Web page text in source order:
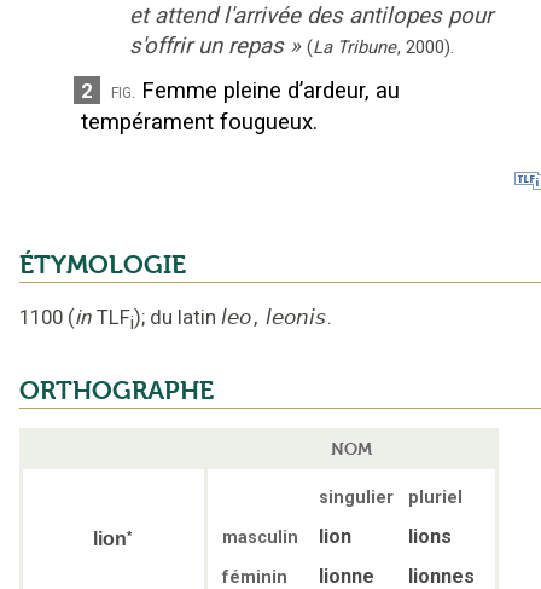
et attend l'arrivée des antilopes pour
s'offrir un repas » (La Tribune, 2000).
2 fig. Femme pleine d’ardeur, au
tempérament fougueux.
ÉTYMOLOGIE
1100 (in TLFi); du latin leo, leonis.
ORTHOGRAPHE
NOM
lion*
singulier
pluriel
masculin
lion lions
féminin lionne lionnes